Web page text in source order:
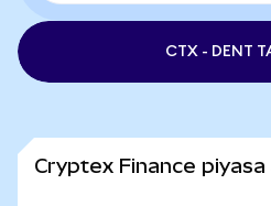
CTX - DENT
Cryptex Finance